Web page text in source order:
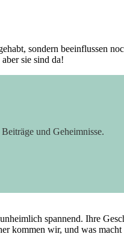
sondern⁤ beeinflussen
sie sind da!
und Geheimnisse.
spannend. Ihre
kommen wir,⁢ und was⁣ macht